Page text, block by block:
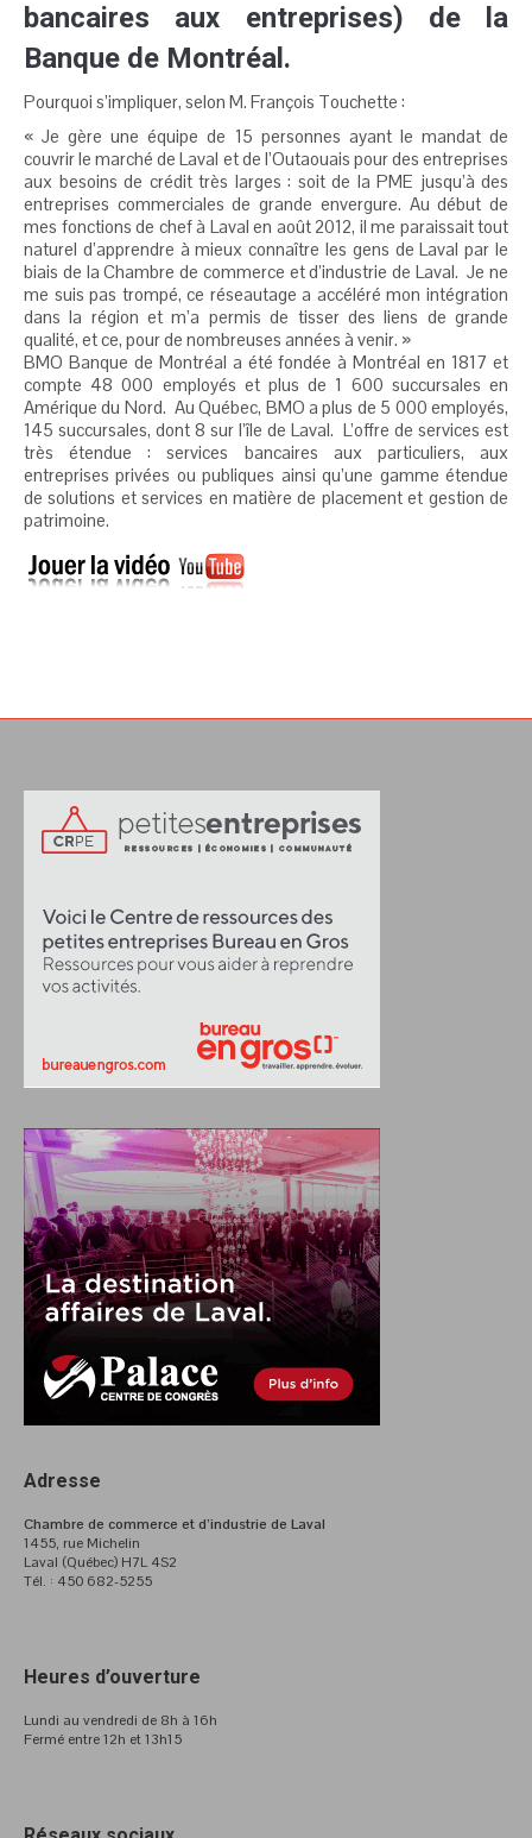
bancaires aux entreprises) de la
Banque de Montréal.
Pourquoi s’impliquer, selon M. François Touchette :
« Je gère une équipe de 15 personnes ayant le mandat de
couvrir le marché de Laval et de l’Outaouais pour des entreprises
aux besoins de crédit très larges : soit de la PME jusqu’à des
entreprises commerciales de grande envergure. Au début de
mes fonctions de chef à Laval en août 2012, il me paraissait tout
naturel d’apprendre à mieux connaître les gens de Laval par le
biais de la Chambre de commerce et d’industrie de Laval. Je ne
me suis pas trompé, ce réseautage a accéléré mon intégration
dans la région et m’a permis de tisser des liens de grande
qualité, et ce, pour de nombreuses années à venir. »
BMO Banque de Montréal a été fondée à Montréal en 1817 et
compte 48 000 employés et plus de 1 600 succursales en
Amérique du Nord. Au Québec, BMO a plus de 5 000 employés,
145 succursales, dont 8 sur l’île de Laval. L’offre de services est
très étendue : services bancaires aux particuliers, aux
entreprises privées ou publiques ainsi qu’une gamme étendue
de solutions et services en matière de placement et gestion de
patrimoine.
Adresse
Chambre de commerce et d’industrie de Laval
1455, rue Michelin
Laval (Québec) H7L 4S2
Tél. : 450 682-5255
Heures d’ouverture
Lundi au vendredi de 8h à 16h
Fermé entre 12h et 13h15